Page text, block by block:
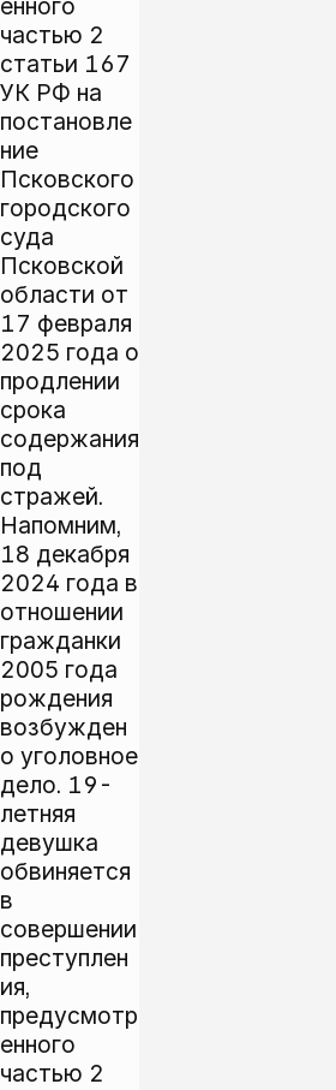
енного
частью 2
статьи 167
УК РФ на
постановле
ние
Псковского
городского
суда
Псковской
области от
17 февраля
2025 года о
продлении
срока
содержания
под
стражей.
Напомним,
18 декабря
2024 года в
отношении
гражданки
2005 года
рождения
возбужден
о уголовное
дело. 19-
летняя
девушка
обвиняется
в
совершении
преступлен
ия,
предусмотр
енного
частью 2